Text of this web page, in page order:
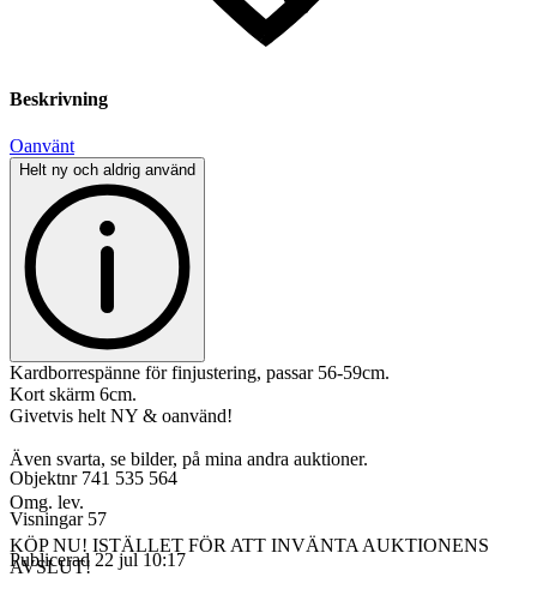
Beskrivning
Oanvänt
Helt ny och aldrig använd
Kardborrespänne för finjustering, passar 56-59cm.
Kort skärm 6cm.
Givetvis helt NY & oanvänd!
Även svarta, se bilder, på mina andra auktioner.
Omg. lev.
KÖP NU! ISTÄLLET FÖR ATT INVÄNTA AUKTIONENS
AVSLUT!
Objektnr 741 535 564
Visningar 57
Publicerad 22 jul 10:17